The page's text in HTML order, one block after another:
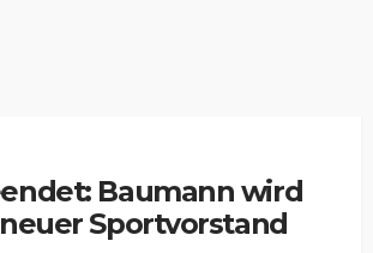
Baumann wird
Sportvorstand